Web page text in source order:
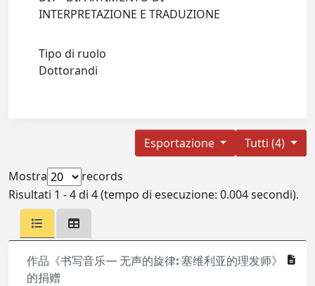
INTERPRETAZIONE E TRADUZIONE
Tipo di ruolo
Dottorandi
Tutti (4)
Esportazione
Mostra
records
Risultati 1 - 4 di 4 (tempo di esecuzione: 0.004 secondi).
作品《书写音乐— 无声的旋律: 塞维利亚的理发师》
的捐赠